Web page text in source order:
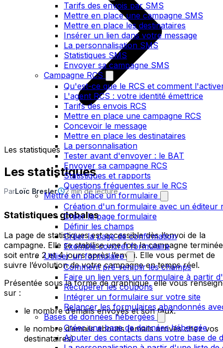
Tarifs des envois par SMS
Mettre en place une campagne SMS
Mettre en place les destinataires
Insérer un lien dans votre message
La personnalisation SMS
Statistiques SMS
Envoyer sa campagne SMS
Campagne RCS
Qu'est-ce que le RCS et comment
L'agent RCS : votre identité émettrice
Tarifs des envois RCS
Mettre en place une campagne RCS
Concevoir le message
Mettre en place les destinataires
La personnalisation
Tester avant d'envoyer : le BAT
Envoyer sa campagne RCS
Statistiques et rapports
Questions fréquentes sur le RCS
Mettre en place un formulaire
Création d'un formulaire avec un éditeur
Créer la page formulaire
Définir les champs
Créer la page de confirmation
Exemple concret formulaire
Utiliser un formulaire
Comment pré-remplir les champs
Faire un lien vers un formulaire à partir
Récupérer les coupons
Intégrer un formulaire sur votre site
Relancer les formulaires abandonnés
Bases de données hébergées
Créer une base de données hébergée
Ajouter des contacts dans votre base de
Les statistiques
Les statistiques
ParLoïc Bresler 2 min de lecture
Statistiques globales
La page de statistiques est accessible dès l’envoi de la
campagne. Elle se stabilise une fois la campagne terminée
soit entre 2 et 4 jours après l’envoi. Elle vous permet de
suivre l’évolution de votre campagne en temps réel.
Présentée sous la forme de graphique, elle vous
sur :
le nombre d’emails envoyés et son taux.
le nombre d’emails aboutis (emails arrivés chez vos
destinataires)